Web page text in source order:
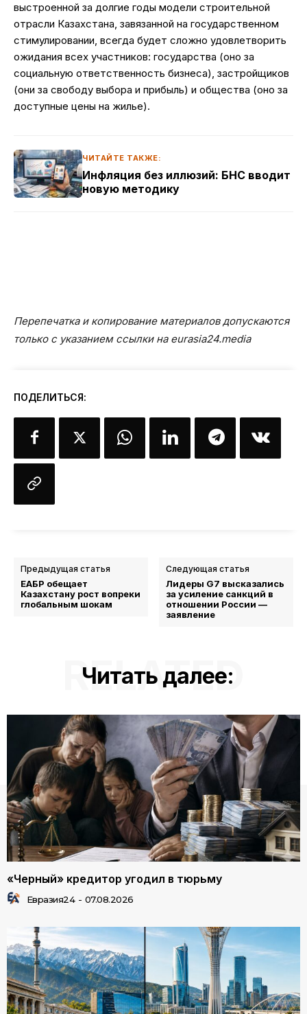
выстроенной за долгие годы модели строительной
отрасли Казахстана, завязанной на государственном
стимулировании, всегда будет сложно удовлетворить
ожидания всех участников: государства (оно за
социальную ответственность бизнеса), застройщиков
(они за свободу выбора и прибыль) и общества (оно за
доступные цены на жилье).
ЧИТАЙТЕ ТАКЖЕ:
Инфляция без иллюзий: БНС вводит
новую методику
Перепечатка и копирование материалов допускаются
только с указанием ссылки на eurasia24.media
ПОДЕЛИТЬСЯ:
Предыдущая статья
ЕАБР обещает
Казахстану рост вопреки
глобальным шокам
Следующая статья
Лидеры G7 высказались
за усиление санкций в
отношении России —
заявление
Читать далее:
RELATED
«Черный» кредитор угодил в тюрьму
Евразия24 - 07.08.2026